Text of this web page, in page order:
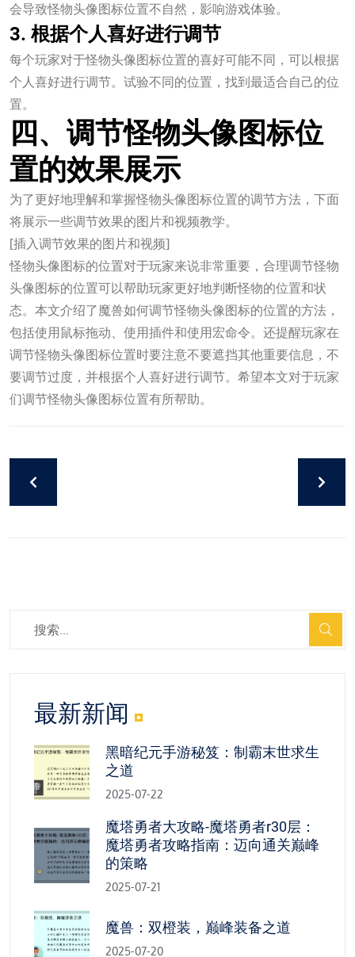
会导致怪物头像图标位置不自然，影响游戏体验。
3. 根据个人喜好进行调节
每个玩家对于怪物头像图标位置的喜好可能不同，可以根据
个人喜好进行调节。试验不同的位置，找到最适合自己的位
置。
四、调节怪物头像图标位
置的效果展示
为了更好地理解和掌握怪物头像图标位置的调节方法，下面
将展示一些调节效果的图片和视频教学。
[插入调节效果的图片和视频]
怪物头像图标的位置对于玩家来说非常重要，合理调节怪物
头像图标的位置可以帮助玩家更好地判断怪物的位置和状
态。本文介绍了魔兽如何调节怪物头像图标的位置的方法，
包括使用鼠标拖动、使用插件和使用宏命令。还提醒玩家在
调节怪物头像图标位置时要注意不要遮挡其他重要信息，不
要调节过度，并根据个人喜好进行调节。希望本文对于玩家
们调节怪物头像图标位置有所帮助。
最新新闻
黑暗纪元手游秘笈：制霸末世求生
之道
2025-07-22
魔塔勇者大攻略-魔塔勇者r30层：
魔塔勇者攻略指南：迈向通关巅峰
的策略
2025-07-21
魔兽：双橙装，巅峰装备之道
2025-07-20